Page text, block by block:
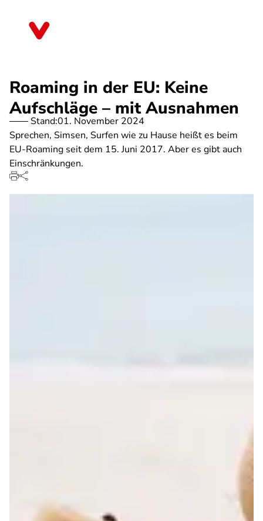
Roaming in der EU: Keine
Aufschläge – mit Ausnahmen
Stand:01. November 2024
Sprechen, Simsen, Surfen wie zu Hause heißt es beim
EU-Roaming seit dem 15. Juni 2017. Aber es gibt auch
Einschränkungen.